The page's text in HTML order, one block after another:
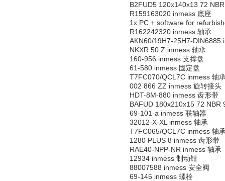
B2FUD5 120x140x13 72
R159163020 inmess 底座
1x PC + software for
R162242320 inmess 轴承
AKN60/19H7-25H7-DIN6885
NKXR 50 Z inmess 轴承
160-956 inmess 支撑盘
61-580 inmess 固定盘
T7FC070/QCL7C inmess 轴
002 866 ZZ inmess 旋转接头
HDT-8M-880 inmess 齿形带
BAFUD 180x210x15 72 NBR
69-101-a inmess 联轴器
32012-X-XL inmess 轴承
T7FC065/QCL7C inmess 轴
1280 PLUS 8 inmess 齿形带
RAE40-NPP-NR inmess 轴承
12934 inmess 制动钳
88007588 inmess 安全阀
69-145 inmess 螺栓